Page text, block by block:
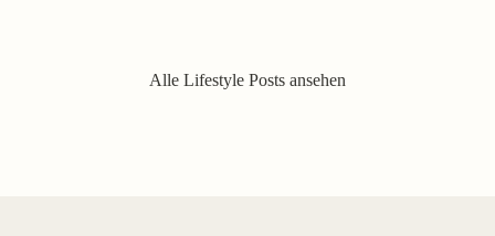
Alle Lifestyle Posts ansehen